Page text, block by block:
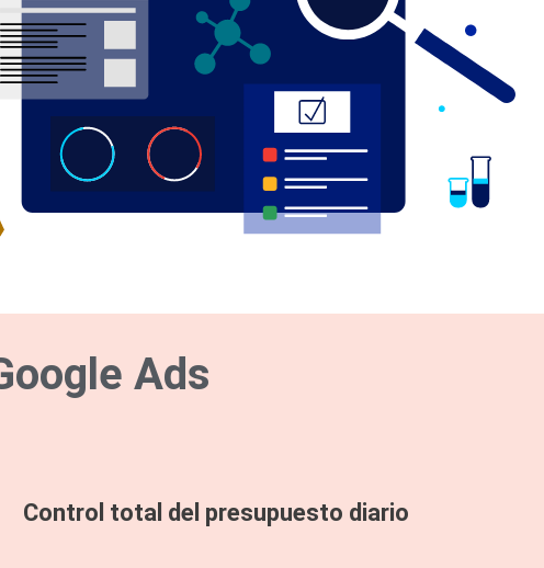
Ads
Control total del presupuesto diario